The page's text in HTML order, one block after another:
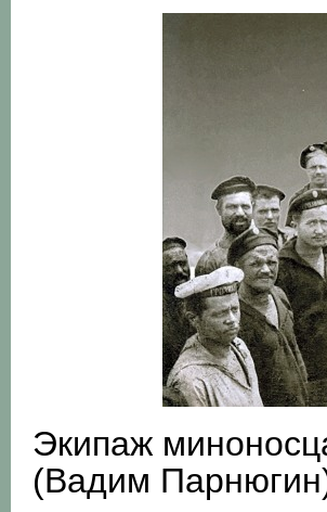
Экипаж
(Вадим